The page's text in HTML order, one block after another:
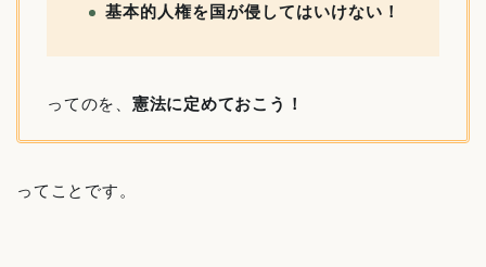
基本的人権を国が侵してはいけない！
ってのを、 憲法に定めておこう！
ってことです。